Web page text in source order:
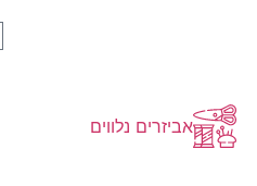
אביזרים נלווים